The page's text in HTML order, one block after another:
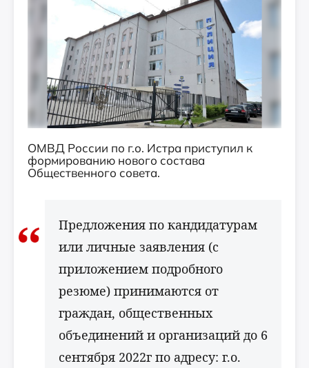
ОМВД России по г.о. Истра приступил к
формированию нового состава
Общественного совета.
Предложения по кандидатурам
или личные заявления (с
приложением подробного
резюме) принимаются от
граждан, общественных
объединений и организаций до 6
сентября 2022г по адресу: г.о.